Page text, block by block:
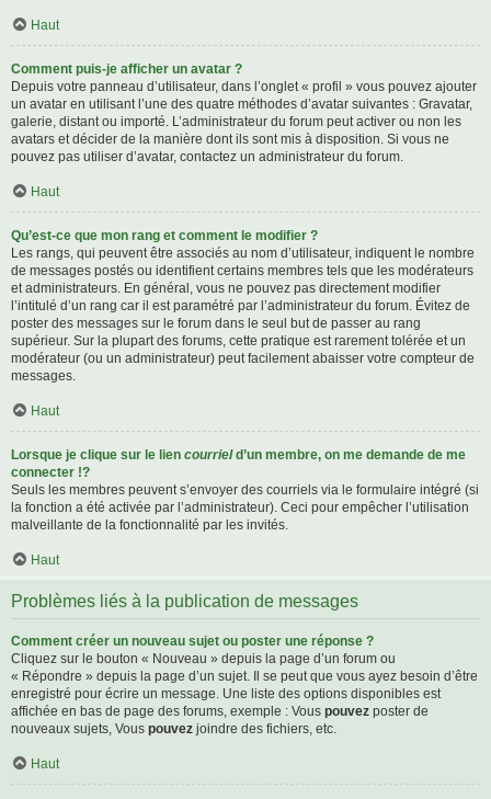
Haut
Comment puis-je afficher un avatar ?
Depuis votre panneau d’utilisateur, dans l’onglet « profil » vous pouvez ajouter
un avatar en utilisant l’une des quatre méthodes d’avatar suivantes : Gravatar,
galerie, distant ou importé. L’administrateur du forum peut activer ou non les
avatars et décider de la manière dont ils sont mis à disposition. Si vous ne
pouvez pas utiliser d’avatar, contactez un administrateur du forum.
Haut
Qu’est-ce que mon rang et comment le modifier ?
Les rangs, qui peuvent être associés au nom d’utilisateur, indiquent le nombre
de messages postés ou identifient certains membres tels que les modérateurs
et administrateurs. En général, vous ne pouvez pas directement modifier
l’intitulé d’un rang car il est paramétré par l’administrateur du forum. Évitez de
poster des messages sur le forum dans le seul but de passer au rang
supérieur. Sur la plupart des forums, cette pratique est rarement tolérée et un
modérateur (ou un administrateur) peut facilement abaisser votre compteur de
messages.
Haut
Lorsque je clique sur le lien courrield’un membre, on me demande de me
connecter !?
Seuls les membres peuvent s’envoyer des courriels via le formulaire intégré (si
la fonction a été activée par l’administrateur). Ceci pour empêcher l’utilisation
malveillante de la fonctionnalité par les invités.
Haut
Problèmes liés à la publication de messages
Comment créer un nouveau sujet ou poster une réponse ?
Cliquez sur le bouton « Nouveau » depuis la page d’un forum ou
« Répondre » depuis la page d’un sujet. Il se peut que vous ayez besoin d’être
enregistré pour écrire un message. Une liste des options disponibles est
affichée en bas de page des forums, exemple : Vous pouvez poster de
nouveaux sujets, Vous pouvez joindre des fichiers, etc.
Haut